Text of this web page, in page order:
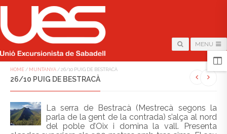
MENU
HOME / MUNTANYA / 26/10 PUIG DE BESTRACÀ
26/10 PUIG DE BESTRACÀ
La serra de Bestracà (Mestrecà segons la
parla de la gent de la contrada) s’alça al nord
del poble d’Oix i domina la vall. Presenta